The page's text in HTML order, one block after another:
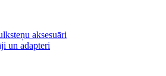
aksesuāri
un adapteri